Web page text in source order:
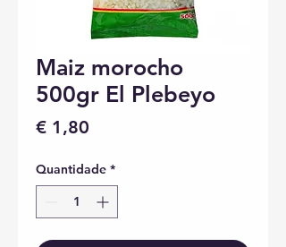
Maiz morocho
500gr El Plebeyo
€ 1,80
Quantidade *